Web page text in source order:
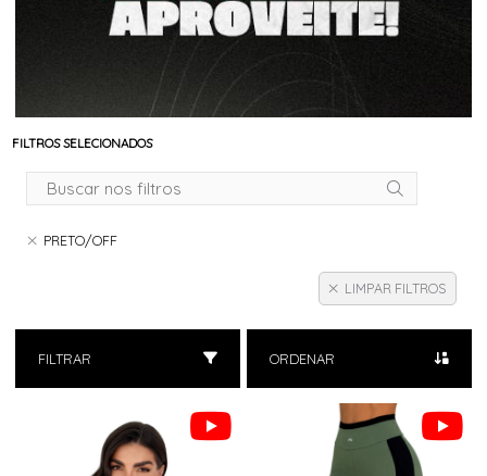
FILTROS SELECIONADOS
PRETO/OFF
LIMPAR FILTROS
FILTRAR ORDENAR